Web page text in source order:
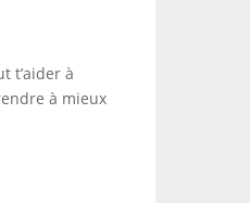
t’aider à
à mieux